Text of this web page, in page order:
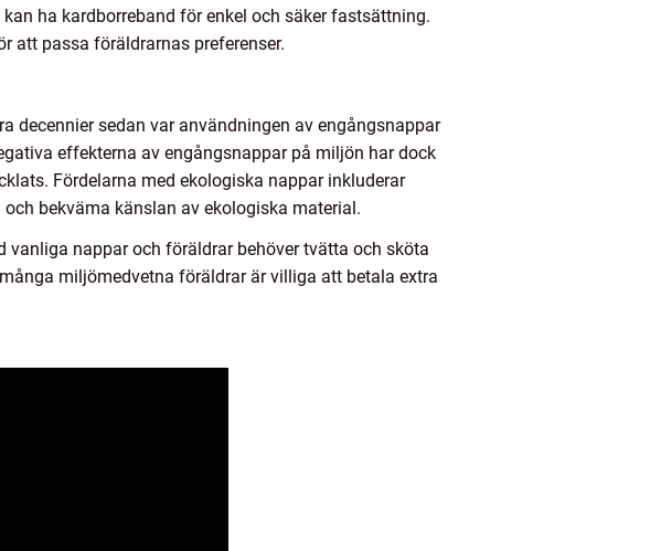
ha kardborreband för enkel och säker fastsättning.
att passa föräldrarnas preferenser.
decennier sedan var användningen av engångsnappar
effekterna av engångsnappar på miljön har dock
Fördelarna med ekologiska nappar inkluderar
bekväma känslan av ekologiska material.
nappar och föräldrar behöver tvätta och sköta
miljömedvetna föräldrar är villiga att betala extra